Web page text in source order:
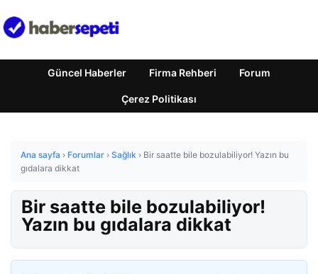
Güncel Haberler Firma Rehberi Forum
Çerez Politikası
Ana sayfa › Forumlar › Sağlık › Bir saatte bile bozulabiliyor! Yazın bu
gıdalara dikkat
Bir saatte bile bozulabiliyor!
Yazın bu gıdalara dikkat